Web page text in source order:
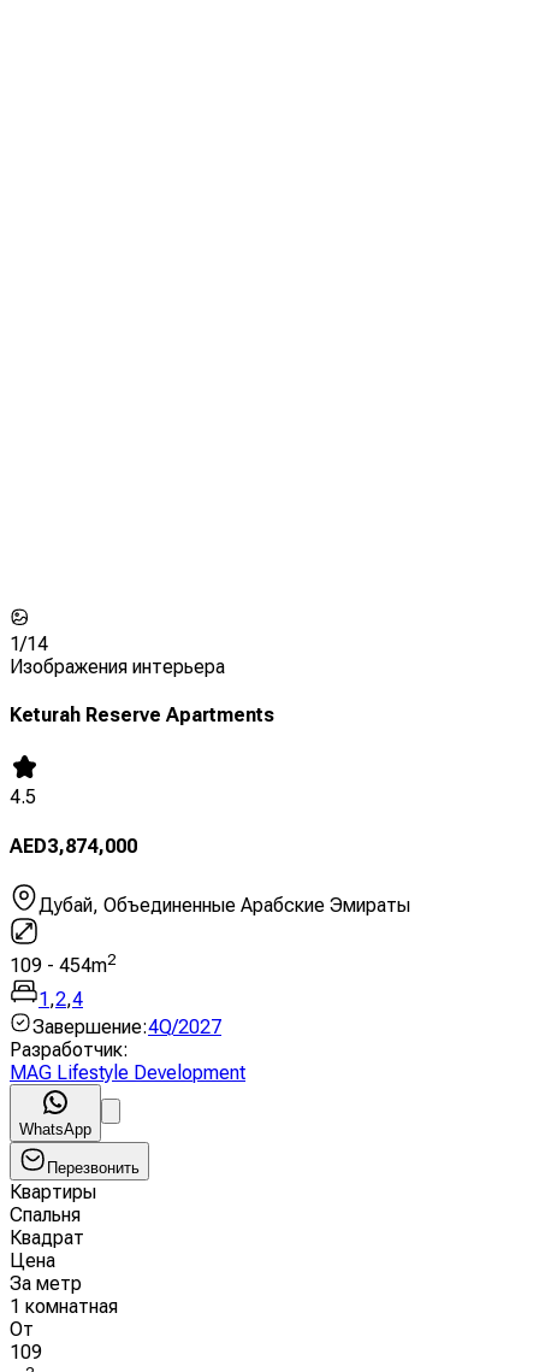
1/14
Изображения интерьера
Keturah Reserve Apartments
4.5
AED3,874,000
Дубай, Объединенные Арабские Эмираты
109 - 454m2
1 ,2,4
Завершение:4Q/2027
Разработчик:
MAG Lifestyle Development
WhatsApp
Перезвонить
Квартиры
Спальня
Квадрат
Цена
За метр
1 комнатная
От
109